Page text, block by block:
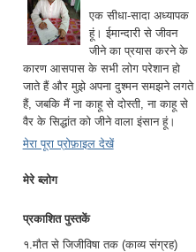
एक सीधा-सादा अध्यापक
हूं। ईमान्दारी से जीवन
जीने का प्रयास करने के
कारण आसपास के सभी लोग परेशान हो
जाते हैं और मुझे अपना दुश्मन समझने लगते
हैं, जबकि मैं ना काहू से दोस्ती, ना काहू से
वैर के सिद्धांत को जीने वाला इंसान हूं।
मेरा पूरा प्रोफ़ाइल देखें
मेरे ब्लोग
प्रकाशित पुस्तकें
१.मौत से जिजीविषा तक (काव्य संग्रह)